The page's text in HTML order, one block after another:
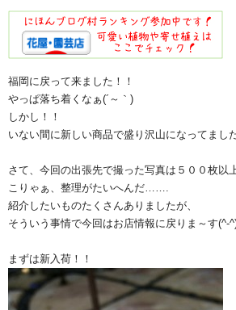
福岡に戻って来ました！！
やっぱ落ち着くなぁ(´～｀)
しかし！！
いない間に新しい商品で盛り沢山になってまし
さて、今回の出張先で撮った写真は５００枚以
こりゃぁ、整理がたいへんだ…….
紹介したいものたくさんありましたが、
そういう事情で今回はお店情報に戻りま～す(^-
まずは新入荷！！